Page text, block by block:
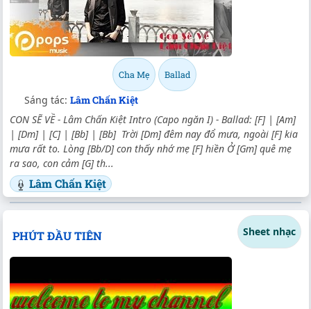
Cha Mẹ Ballad
Sáng tác: Lâm Chấn Kiệt
CON SẼ VỀ - Lâm Chấn Kiệt Intro (Capo ngăn I) - Ballad: [F] | [Am]
| [Dm] | [C] | [Bb] | [Bb] Trời [Dm] đêm nay đổ mưa, ngoài [F] kia
mưa rất to. Lòng [Bb/D] con thấy nhớ mẹ [F] hiền Ở [Gm] quê mẹ
ra sao, con cảm [G] th...
Lâm Chấn Kiệt
PHÚT ĐẦU TIÊN Sheet nhạc